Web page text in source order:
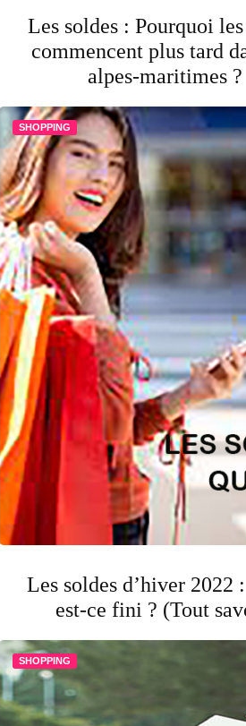
Les soldes : Pourquoi
commencent plus tard
alpes-maritimes ?
SHOPPING
Les soldes d’hiver 2022
est-ce fini ? (Tout
SHOPPING